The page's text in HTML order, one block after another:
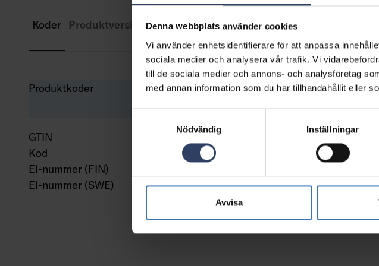
Denna webbplats använder cookies
Vi använder enhetsidentifierare för att anpassa
sociala medier och analysera vår trafik. Vi
till de sociala medier och annons- och analysföretag
med annan information som du har tillhandahållit eller
Nödvändig
Inställningar
Avvisa
Koder Produktversioner Nedladdningar Teknisk information
Produktkoder
GTIN
6435200206510
Kod
El-nummer (FIN)
El-nummer (SWE)
7502145